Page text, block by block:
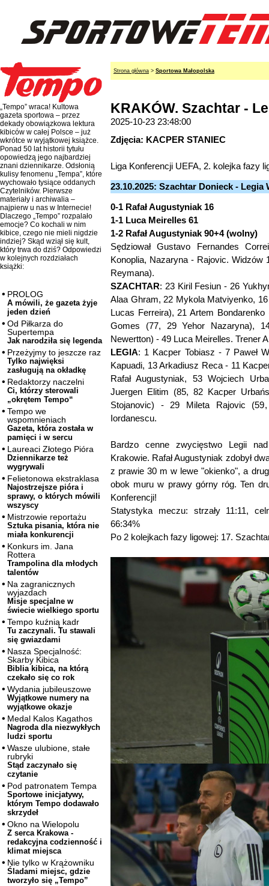
„Tempo” wraca! Kultowa
gazeta sportowa – przez
dekady obowiązkowa lektura
kibiców w całej Polsce – już
wkrótce w wyjątkowej książce.
Ponad 50 lat historii tytułu
opowiedzą jego najbardziej
znani dziennikarze. Odsłonią
kulisy fenomenu „Tempa”, które
wychowało tysiące oddanych
Czytelników. Pierwsze
materiały i archiwalia –
najpierw u nas w Internecie!
Dlaczego „Tempo” rozpalało
emocje? Co kochali w nim
kibice, czego nie mieli nigdzie
indziej? Skąd wziął się kult,
który trwa do dziś? Odpowiedzi
w kolejnych rozdziałach
książki:
PROLOG
A mówili, że gazeta żyje
jeden dzień
Od Piłkarza do
Supertempa
Jak narodziła się legenda
Przeżyjmy to jeszcze raz
Tylko najwięksi
zasługują na okładkę
Redaktorzy naczelni
Ci, którzy sterowali
„okrętem Tempo“
Tempo we
wspomnieniach
Gazeta, która została w
pamięci i w sercu
Laureaci Złotego Pióra
Dziennikarze też
wygrywali
Felietonowa ekstraklasa
Najostrzejsze pióra i
sprawy, o których mówili
wszyscy
Mistrzowie reportażu
Sztuka pisania, która nie
miała konkurencji
Konkurs im. Jana
Rottera
Trampolina dla młodych
talentów
Na zagranicznych
wyjazdach
Misje specjalne w
świecie wielkiego sportu
Tempo kuźnią kadr
Tu zaczynali. Tu stawali
się gwiazdami
Nasza Specjalność:
Skarby Kibica
Biblia kibica, na którą
czekało się co rok
Wydania jubileuszowe
Wyjątkowe numery na
wyjątkowe okazje
Medal Kalos Kagathos
Nagroda dla niezwykłych
ludzi sportu
Wasze ulubione, stałe
rubryki
Stąd zaczynało się
czytanie
Pod patronatem Tempa
Sportowe inicjatywy,
którym Tempo dodawało
skrzydeł
Okno na Wielopolu
Z serca Krakowa -
redakcyjna codzienność i
klimat miejsca
Nie tylko w Krążowniku
Śladami miejsc, gdzie
tworzyło się „Tempo”
Strona główna > Sportowa Małopolska
KRAKÓW. Szachtar -
2025-10-23 23:48:00
Zdjęcia: KACPER STANIEC
Liga Konferencji UEFA, 2. kolejka fazy
23.10.2025: Szachtar Donieck - Legia
0-1 Rafał Augustyniak 16
1-1 Luca Meirelles 61
1-2 Rafał Augustyniak 90+4 (wolny)
Sędziował Gustavo Fernandes
Konoplia, Nazaryna - Rajovic. Widzów
Reymana).
SZACHTAR: 23 Kiril Fesiun - 26
Alaa Ghram, 22 Mykola Matviyenko,
Lucas Ferreira), 21 Artem
Gomes (77, 29 Yehor Nazaryna),
Newertton) - 49 Luca Meirelles. Trener
LEGIA: 1 Kacper Tobiasz - 7 Paweł
Kapuadi, 13 Arkadiusz Reca - 11
Rafał Augustyniak, 53 Wojciech
Juergen Elitim (85, 82 Kacper
Stojanovic) - 29 Mileta Rajovic
Iordanescu.
Bardzo cenne zwycięstwo Legii
Krakowie. Rafał Augustyniak zdobył
z prawie 30 m w lewe "okienko", a
obok muru w prawy górny róg. Ten
Konferencji!
Statystyka meczu: strzały 11:11,
66:34%
Po 2 kolejkach fazy ligowej: 17.